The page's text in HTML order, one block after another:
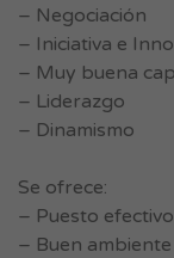
– Negociación
– Iniciativa e
– Muy buena
– Liderazgo
– Dinamismo
Se ofrece:
– Puesto efectivo
– Buen